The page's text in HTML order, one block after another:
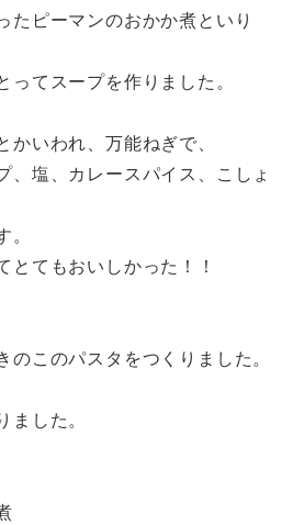
たピーマンのおかか煮といり
ってスープを作りました。
かいわれ、万能ねぎで、
、塩、カレースパイス、こしょ
。
とてもおいしかった！！
のこのパスタをつくりました。
ました。